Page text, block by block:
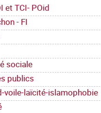
et TCI- POid
- FI
sociale
publics
voile-laïcité-islamophobie